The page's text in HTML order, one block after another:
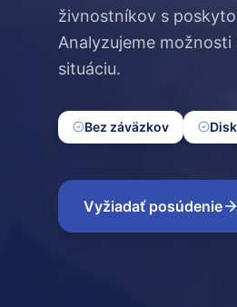
živnostníkov s
Analyzujeme
situáciu.
Bez záväzkov
Vyžiadať posúdenie